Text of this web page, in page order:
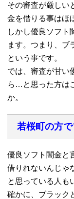
その審査が厳しい
金を借りる事はほ
しかし優良ソフト
ます。つまり、ブ
という事です。
では、審査が甘い
ら…と思った方は
か。
若桜町の方
優良ソフト闇金と
借りれないんじゃ
と思っている人も
確かに、ブラック